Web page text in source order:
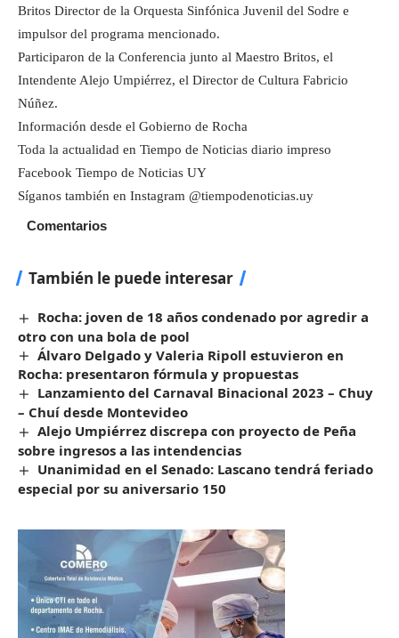
Britos Director de la Orquesta Sinfónica Juvenil del Sodre e
impulsor del programa mencionado.
Participaron de la Conferencia junto al Maestro Britos, el
Intendente Alejo Umpiérrez, el Director de Cultura Fabricio
Núñez.
Información desde el Gobierno de Rocha
Toda la actualidad en Tiempo de Noticias diario impreso
Facebook Tiempo de Noticias UY
Síganos también en Instagram @tiempodenoticias.uy
Comentarios
También le puede interesar
Rocha: joven de 18 años condenado por agredir a
otro con una bola de pool
Álvaro Delgado y Valeria Ripoll estuvieron en
Rocha: presentaron fórmula y propuestas
Lanzamiento del Carnaval Binacional 2023 – Chuy
– Chuí desde Montevideo
Alejo Umpiérrez discrepa con proyecto de Peña
sobre ingresos a las intendencias
Unanimidad en el Senado: Lascano tendrá feriado
especial por su aniversario 150